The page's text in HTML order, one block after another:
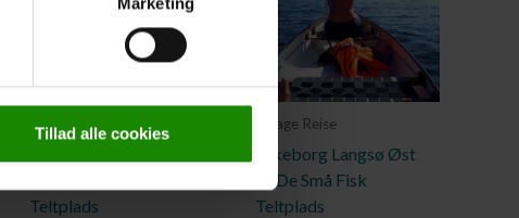
Tillad alle cookies
6 Tage Reise
Teltplads
7 Tage Reise
Silkeborg Langsø Øst
zu De Små Fisk
Teltplads